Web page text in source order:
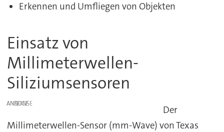
Erkennen und Umfliegen von Objekten
Einsatz von
Millimeterwellen-
Siliziumsensoren
ANZEIGE
Der
Millimeterwellen-Sensor (mm-Wave) von Texas